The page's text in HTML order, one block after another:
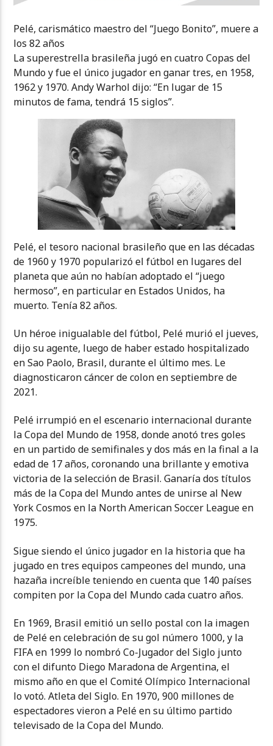
Pelé, carismático maestro del “Juego Bonito”, muere a
los 82 años
La superestrella brasileña jugó en cuatro Copas del
Mundo y fue el único jugador en ganar tres, en 1958,
1962 y 1970. Andy Warhol dijo: “En lugar de 15
minutos de fama, tendrá 15 siglos”.
Pelé, el tesoro nacional brasileño que en las décadas
de 1960 y 1970 popularizó el fútbol en lugares del
planeta que aún no habían adoptado el “juego
hermoso”, en particular en Estados Unidos, ha
muerto. Tenía 82 años.
Un héroe inigualable del fútbol, Pelé murió el jueves,
dijo su agente, luego de haber estado hospitalizado
en Sao Paolo, Brasil, durante el último mes. Le
diagnosticaron cáncer de colon en septiembre de
2021.
Pelé irrumpió en el escenario internacional durante
la Copa del Mundo de 1958, donde anotó tres goles
en un partido de semifinales y dos más en la final a la
edad de 17 años, coronando una brillante y emotiva
victoria de la selección de Brasil. Ganaría dos títulos
más de la Copa del Mundo antes de unirse al New
York Cosmos en la North American Soccer League en
1975.
Sigue siendo el único jugador en la historia que ha
jugado en tres equipos campeones del mundo, una
hazaña increíble teniendo en cuenta que 140 países
compiten por la Copa del Mundo cada cuatro años.
En 1969, Brasil emitió un sello postal con la imagen
de Pelé en celebración de su gol número 1000, y la
FIFA en 1999 lo nombró Co-Jugador del Siglo junto
con el difunto Diego Maradona de Argentina, el
mismo año en que el Comité Olímpico Internacional
lo votó. Atleta del Siglo. En 1970, 900 millones de
espectadores vieron a Pelé en su último partido
televisado de la Copa del Mundo.